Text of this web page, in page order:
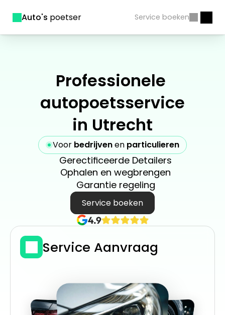
Professionele
autopoetsservice
in Utrecht
Voor bedrijven en particulieren
Service boeken
4.9
Gerectificeerde Detailers
Ophalen en wegbrengen
Garantie regeling
Service Aanvraag
Auto's poetser Service boeken